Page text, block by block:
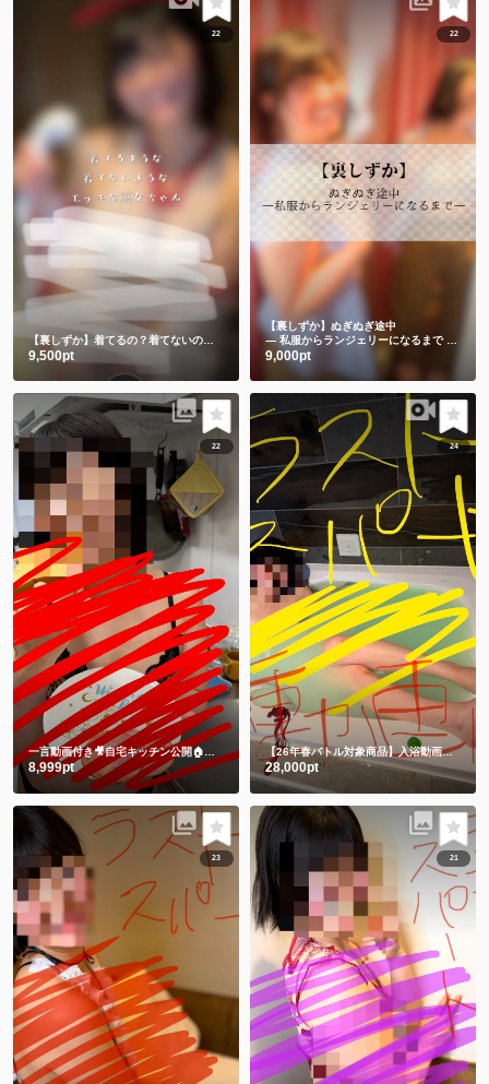
22
【裏しずか】着てるの？着てないの？エッチな巫女ちゃん
9,500pt
22
【裏しずか】ぬぎぬぎ途中
― 私服からランジェリーになるまで ―🫣💕
9,000pt
22
一言動画付き🎥自宅キッチン公開🏠 一緒に朝ごはん食べよ🍞それとも私にする🫣💕
8,999pt
24
【26年春バトル対象商品】入浴動画㊙️チャイナドレスでLUSHバスボム💕生ぬぎ🫣
28,000pt
23 21